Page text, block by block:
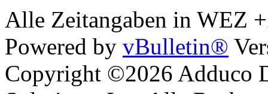
Alle Zeitangaben in WEZ
Powered by vBulletin®
Copyright ©2026 Adduco